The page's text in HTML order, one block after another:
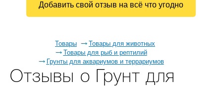
Товары
Товары для животных
Товары для рыб и рептилий
Грунты для аквариумов и террариумов
Отзывы о Грунт для
Добавить свой отзыв на всё что угодно